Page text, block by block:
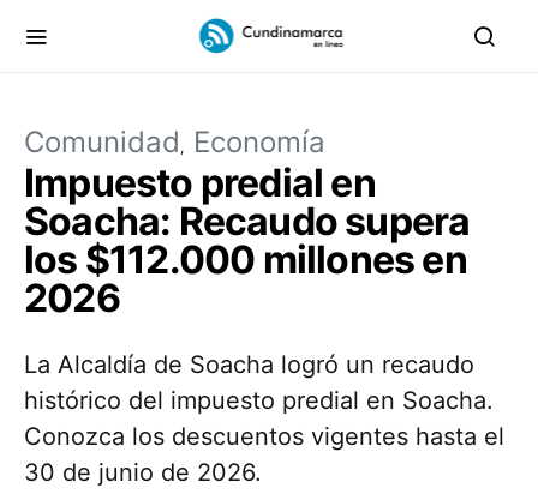
Comunidad Economía
Impuesto predial en
Soacha: Recaudo supera
los $112.000 millones en
2026
La Alcaldía de Soacha logró un recaudo
histórico del impuesto predial en Soacha.
Conozca los descuentos vigentes hasta el
30 de junio de 2026.